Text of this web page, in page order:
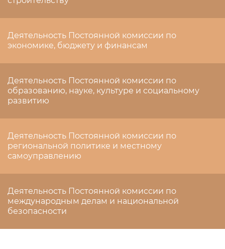
Деятельность Постоянной комиссии по
экономике, бюджету и финансам
Деятельность Постоянной комиссии по
образованию, науке, культуре и социальному
развитию
Деятельность Постоянной комиссии по
региональной политике и местному
самоуправлению
Деятельность Постоянной комиссии по
международным делам и национальной
безопасности